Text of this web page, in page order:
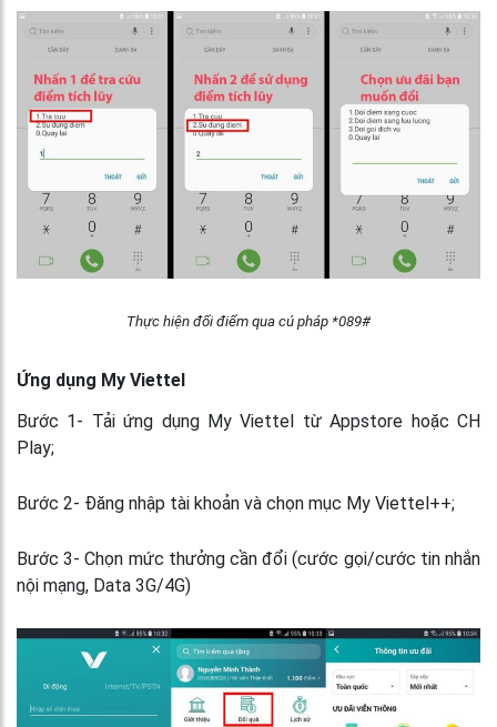
Thực hiện đổi điểm qua cú pháp *089#
Ứng dụng My Viettel
Bước 1- Tải ứng dụng My Viettel từ Appstore hoặc CH
Play;
Bước 2- Đăng nhập tài khoản và chọn mục My Viettel++;
Bước 3- Chọn mức thưởng cần đổi (cước gọi/cước tin nhắn
nội mạng, Data 3G/4G)